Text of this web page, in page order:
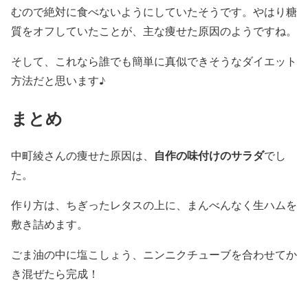
むので絶対に食べないようにしていたそうです。やはり糖
質をオフしていたことが、主な痩せた原因のようですね。
そして、これなら誰でも簡単に真似できそうなダイエット
方法だと思います♪
まとめ
中町綾さんの痩せた原因は、 自作の味付けのサラダでし
た。
作り方は、 ちぎったレタスの上に、まんべんなく生ハムを
敷き詰めます。
ごま油の中に塩こしょう、ニンニクチューブを合わせてか
き混ぜたら完成！